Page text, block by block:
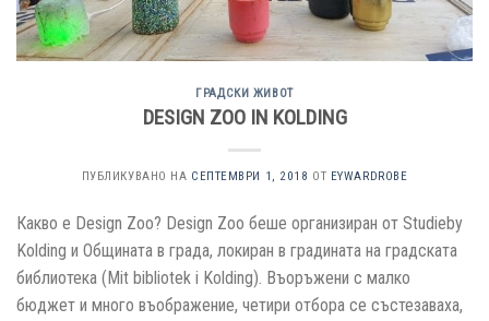
ГРАДСКИ ЖИВОТ
DESIGN ZOO IN KOLDING
ПУБЛИКУВАНО НА СЕПТЕМВРИ 1, 2018 ОТ EYWARDROBE
Какво е Design Zoo? Design Zoo беше организиран от Studieby
Kolding и Общината в града, локиран в градината на градската
библиотека (Mit bibliotek i Kolding). Въоръжени с малко
бюджет и много въображение, четири отбора се състезаваха,